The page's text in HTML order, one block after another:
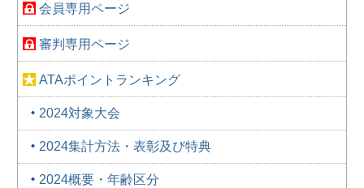
会員専用ページ
審判専用ページ
ATAポイントランキング
2024対象大会
2024集計方法・表彰及び特典
2024概要・年齢区分